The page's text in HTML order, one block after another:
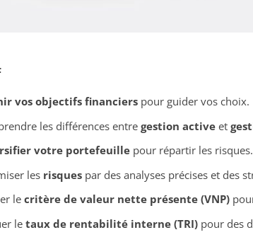
vos objectifs financierspour guider vos choix.
les différences entre gestion activeet
votre portefeuillepour répartir les risques.
les risquespar des analyses précises et des
le critère de valeur nette présente (VNP)
letaux de rentabilité interne (TRI)pour des